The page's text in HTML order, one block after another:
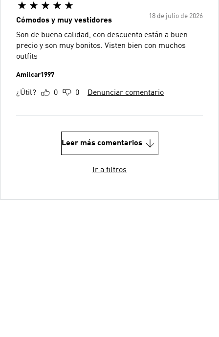
18 de julio de 2026
Cómodos y muy vestidores
Son de buena calidad, con descuento están a buen
precio y son muy bonitos. Visten bien con muchos
outfits
Amilcar1997
¿Útil? 0 0 Denunciar comentario
Leer más comentarios
Ir a filtros